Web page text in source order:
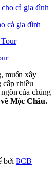
cả gia đình
muốn xây
cấp nhiều
của chúng
Mộc Châu.
bởi BCB